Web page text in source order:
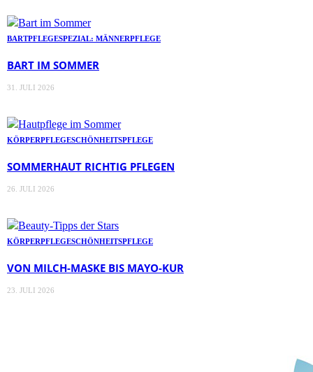
BARTPFLEGESPEZIAL: MÄNNERPFLEGE
BART IM SOMMER
31. JULI 2026
KÖRPERPFLEGESCHÖNHEITSPFLEGE
SOMMERHAUT RICHTIG PFLEGEN
26. JULI 2026
KÖRPERPFLEGESCHÖNHEITSPFLEGE
VON MILCH-MASKE BIS MAYO-KUR
23. JULI 2026